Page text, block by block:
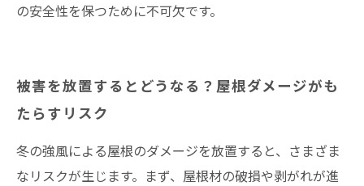
の安全性を保つために不可欠です。
被害を放置するとどうなる？屋根ダメージがも
たらすリスク
冬の強風による屋根のダメージを放置すると、さまざま
なリスクが生じます。まず、屋根材の破損や剥がれが進